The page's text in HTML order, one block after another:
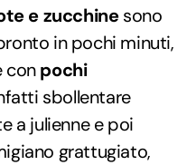
e zucchinesono
in pochi minuti,
conpochi
sbollentare
a julienne e poi
grattugiato,